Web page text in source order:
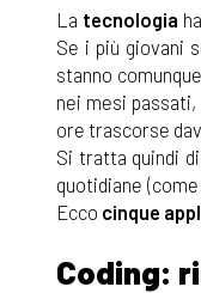
La tecnologia
Se i più giovani
stanno
nei mesi
ore trascorse
Si tratta quindi
quotidiane
Ecco cinque
Coding: